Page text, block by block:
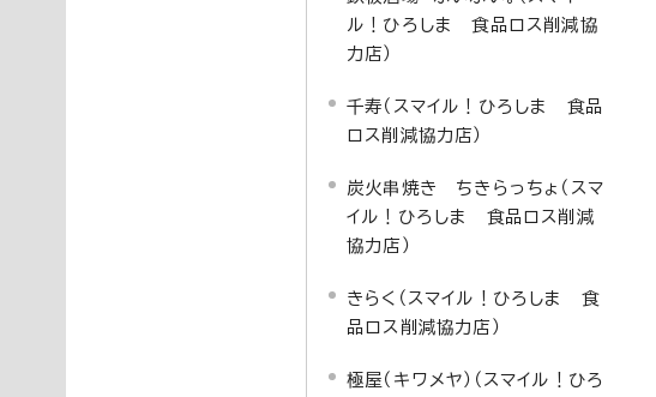
ル！ひろしま 食品ロス削減協
力店）
千寿（スマイル！ひろしま 食品
ロス削減協力店）
炭火串焼き ちきらっちょ（スマ
イル！ひろしま 食品ロス削減
協力店）
きらく（スマイル！ひろしま 食
品ロス削減協力店）
極屋（キワメヤ）（スマイル！ひろ